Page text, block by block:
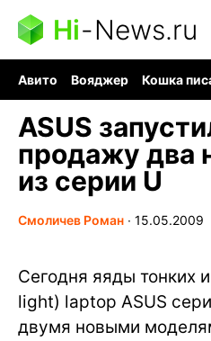
Hi-News.ru
Авито Вояджер Кошка
ASUS
продажу два
из серии U
Смоличев Роман ∙ 15.05.2009
Сегодня яяды тонких
light) laptop ASUS
двумя новыми